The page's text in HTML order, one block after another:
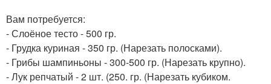
Вам потребуется:
- Слоёное тесто - 500 гр.
- Грудка куриная - 350 гр. (Нарезать полосками).
- Грибы шампиньоны - 300-500 гр. (Нарезать крупно).
- Лук репчатый - 2 шт. (250. гр. (Нарезать кубиком.